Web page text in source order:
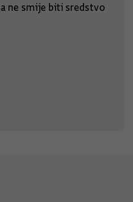
ne smije biti sredstvo